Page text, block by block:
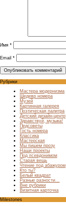
Имя *
Email *
Рубрики
Мастера модернизма
Шедевр номера
Музей
Картинная галерея
Поэтическая палитра
Детский дизайн-центр
Здравствуй, музыка!
Педсоветы
Гость номера
Классика
Мастерская
Мы пишем прозу
Наши проекты
Под псевдонимом
Старая вещь
Чтение под абажуром
Кто ты?
Белый квадрат
Разные разности…
Вне рубрики
Визитная карточка
Milestones